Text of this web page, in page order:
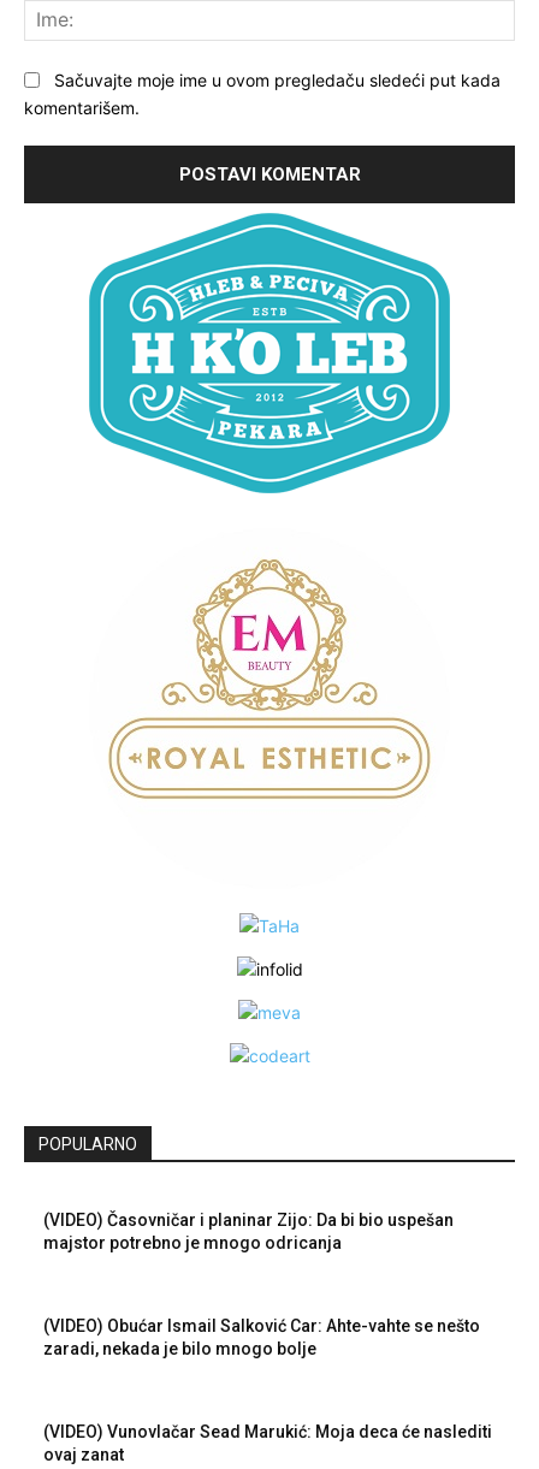
Sačuvajte moje ime u ovom pregledaču sledeći put kada
komentarišem.
POPULARNO
(VIDEO) Časovničar i planinar Zijo: Da bi bio uspešan
majstor potrebno je mnogo odricanja
(VIDEO) Obućar Ismail Salković Car: Ahte-vahte se nešto
zaradi, nekada je bilo mnogo bolje
(VIDEO) Vunovlačar Sead Marukić: Moja deca će naslediti
ovaj zanat